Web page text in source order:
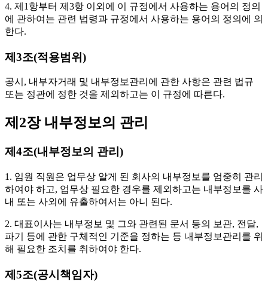
4. 제1항부터 제3항 이외에 이 규정에서 사용하는 용어의 정의
에 관하여는 관련 법령과 규정에서 사용하는 용어의 정의에 의
한다.
제3조(적용범위)
공시, 내부자거래 및 내부정보관리에 관한 사항은 관련 법규
또는 정관에 정한 것을 제외하고는 이 규정에 따른다.
제2장 내부정보의 관리
제4조(내부정보의 관리)
1. 임원 직원은 업무상 알게 된 회사의 내부정보를 엄중히 관리
하여야 하고, 업무상 필요한 경우를 제외하고는 내부정보를 사
내 또는 사외에 유출하여서는 아니 된다.
2. 대표이사는 내부정보 및 그와 관련된 문서 등의 보관, 전달,
파기 등에 관한 구체적인 기준을 정하는 등 내부정보관리를 위
해 필요한 조치를 취하여야 한다.
제5조(공시책임자)